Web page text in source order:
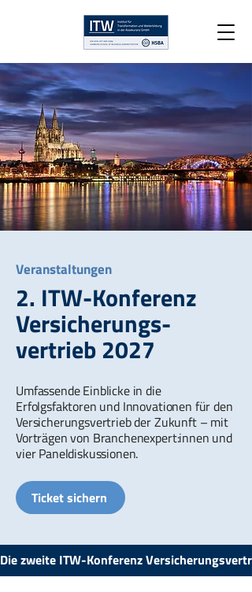
Veranstaltungen
2. ITW-Konferenz
Versicherungs-
vertrieb 2027
Umfassende Einblicke in die
Erfolgsfaktoren und Innovationen für den
Versicherungsvertrieb der Zukunft – mit
Vorträgen von Branchenexpert:innen und
vier Paneldiskussionen.
Ticket sichern
Die zweite ITW-Konferenz